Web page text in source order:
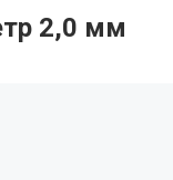
2,0 мм